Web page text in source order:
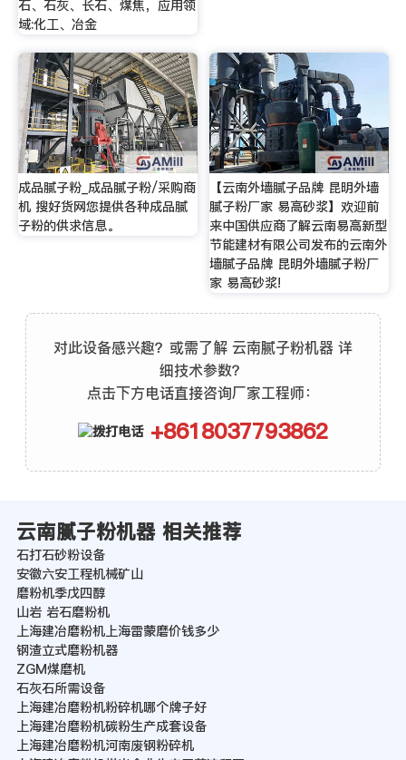
石、石灰、长石、煤焦，应用领
域:化工、冶金
成品腻子粉_成品腻子粉/采购商
机 搜好货网您提供各种成品腻
子粉的供求信息。
【云南外墙腻子品牌 昆明外墙
腻子粉厂家 易高砂浆】欢迎前
来中国供应商了解云南易高新型
节能建材有限公司发布的云南外
墙腻子品牌 昆明外墙腻子粉厂
家 易高砂浆!
对此设备感兴趣？或需了解 云南腻子粉机器 详
细技术参数？
点击下方电话直接咨询厂家工程师：
+8618037793862
云南腻子粉机器 相关推荐
石打石砂粉设备
安徽六安工程机械矿山
磨粉机季戊四醇
山岩 岩石磨粉机
上海建冶磨粉机上海雷蒙磨价钱多少
钢渣立式磨粉机器
ZGM煤磨机
石灰石所需设备
上海建冶磨粉机粉碎机哪个牌子好
上海建冶磨粉机碳粉生产成套设备
上海建冶磨粉机河南废钢粉碎机